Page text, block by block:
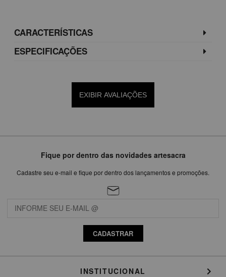
CARACTERÍSTICAS
ESPECIFICAÇÕES
EXIBIR AVALIAÇÕES
Fique por dentro das novidades artesacra
Cadastre seu e-mail e fique por dentro dos lançamentos e promoções.
CADASTRAR
INSTITUCIONAL